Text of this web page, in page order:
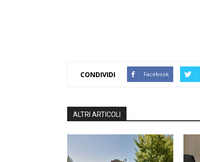
CONDIVIDI Facebook
ALTRI ARTICOLI